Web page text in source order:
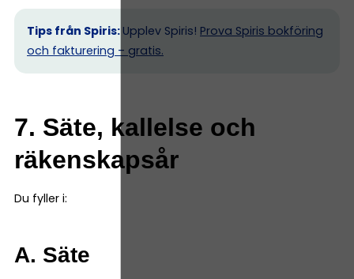
Tips från Spiris: Upplev Spiris! Prova Spiris bokföring
och fakturering – gratis.
7. Säte, kallelse och
räkenskapsår
Du fyller i:
A. Säte